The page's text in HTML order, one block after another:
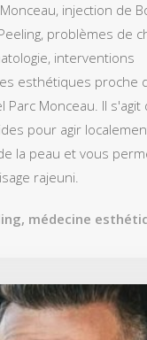
injection de
problèmes de
interventions
esthétiques proche
Parc Monceau. Il s'agit
pour agir
la peau et vous
rajeuni.
médecine